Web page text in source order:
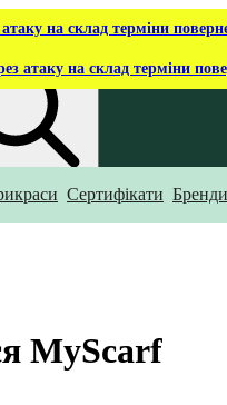
на склад терміни
атаку на склад терміни
шукаєш?Сертифікати Бренди
MyScarf